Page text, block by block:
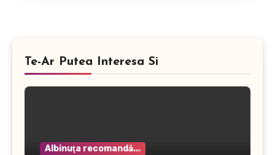
Te-Ar Putea Interesa Si
Albinuţa recomandă...